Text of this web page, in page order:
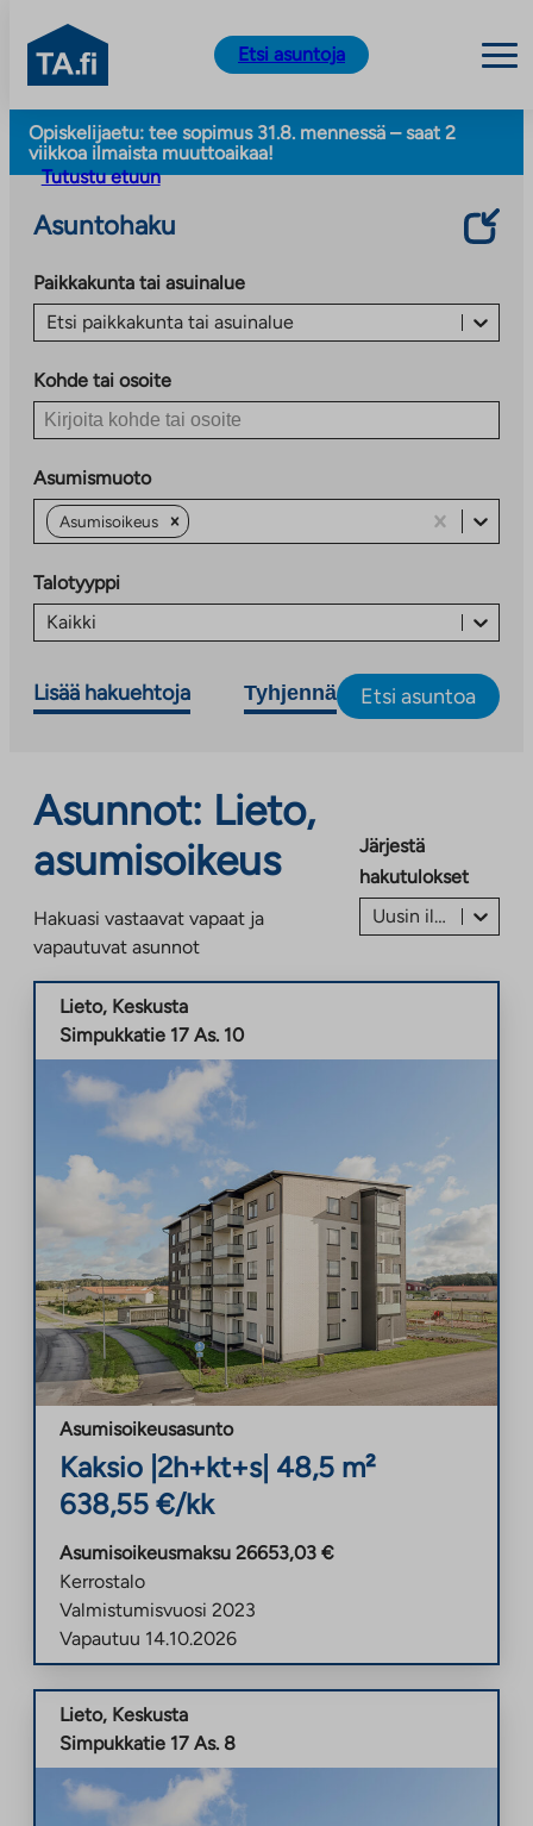
Siirry
sisältöön
TA.fi
Etsi asuntoja
Opiskelijaetu: tee sopimus 31.8. mennessä – saat 2
viikkoa ilmaista muuttoaikaa!
Tutustu etuun
Asuntohaku
Paikkakunta tai asuinalue
Etsi paikkakunta tai asuinalue
Kohde tai osoite
Asumismuoto
Asumisoikeus
Talotyyppi
Kaikki
Lisää hakuehtoja Tyhjennä Etsi asuntoa
Asunnot: Lieto,
asumisoikeus
Hakuasi vastaavat vapaat ja
vapautuvat asunnot
Järjestä
hakutulokset
Uusin ilmoitus ensin
Lieto, Keskusta
Simpukkatie 17 As. 10
Asumisoikeusasunto
Kaksio 2h+kt+s| 48,5 m²
638,55 €/kk
Asumisoikeusmaksu 26653,03 €
Kerrostalo
Valmistumisvuosi 2023
Vapautuu 14.10.2026
Lieto, Keskusta
Simpukkatie 17 As. 8